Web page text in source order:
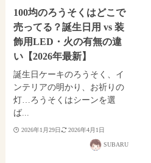
100均のろうそくはどこで
売ってる？誕生日用 vs 装
飾用LED・火の有無の違
い【2026年最新】
誕生日ケーキのろうそく、イ
ンテリアの明かり、お祈りの
灯…ろうそくはシーンを選
ば...
2026年1月29日 2026年4月1日
SUBARU